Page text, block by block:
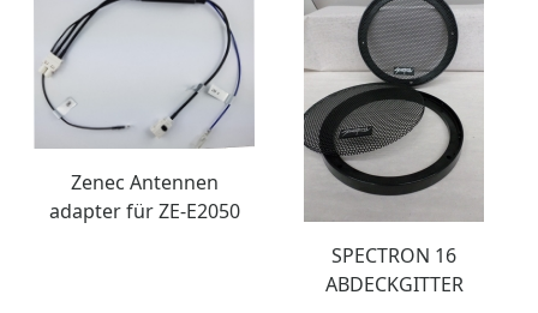
Zenec Antennen
adapter für ZE-E2050
SPECTRON 16
ABDECKGITTER